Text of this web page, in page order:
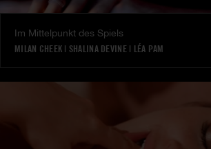
Im Mittelpunkt des Spiels
MILAN CHEEK | SHALINA DEVINE| LÉA PAM